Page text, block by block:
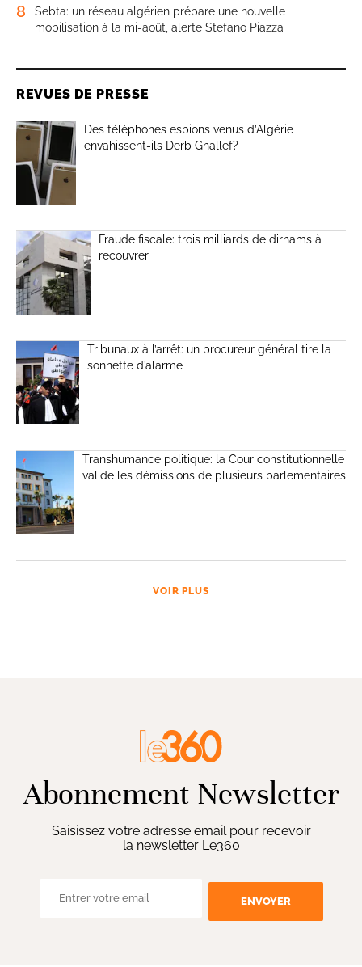
8
Sebta: un réseau algérien prépare une nouvelle
mobilisation à la mi-août, alerte Stefano Piazza
REVUES DE PRESSE
Des téléphones espions venus d’Algérie
envahissent-ils Derb Ghallef?
Fraude fiscale: trois milliards de dirhams à
recouvrer
Tribunaux à l’arrêt: un procureur général tire la
sonnette d’alarme
Transhumance politique: la Cour constitutionnelle
valide les démissions de plusieurs parlementaires
VOIR PLUS
Abonnement Newsletter
Saisissez votre adresse email pour recevoir
la newsletter Le360
ENVOYER